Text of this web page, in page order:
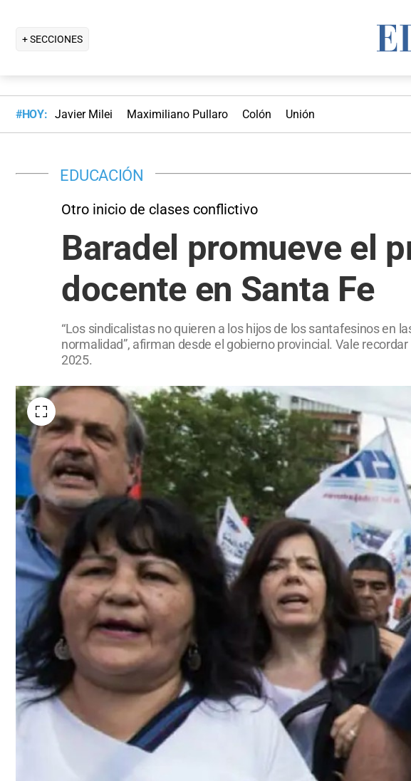
+ SECCIONES
#HOY: Javier Milei Maximiliano Pullaro Colón Unión
EDUCACIÓN
Otro inicio de clases conflictivo
Baradel promueve el
docente en Santa Fe
“Los sindicalistas no quieren a los hijos de los santafesinos en
normalidad”, afirman desde el gobierno provincial. Vale
2025.